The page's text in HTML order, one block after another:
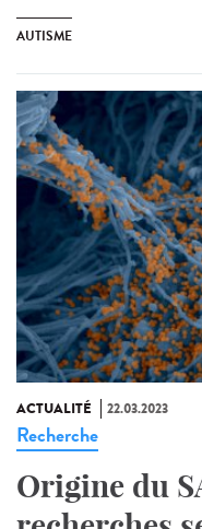
AUTISME
ACTUALITÉ 22.03.2023
Recherche
Origine du